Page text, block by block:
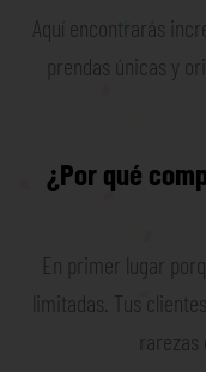
Aquí encontrarás
prendas únicas y
¿Por qué
En primer lugar
limitadas. Tus
rarezas